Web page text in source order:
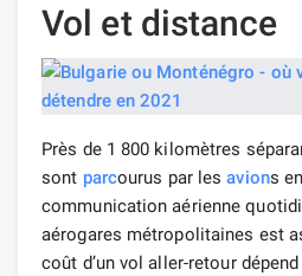
Vol et distance
Près de 1 800 kilomètres
sont parcourus par lesavions
communication aérienne
aérogares métropolitaines est
coût d’un vol aller-retour